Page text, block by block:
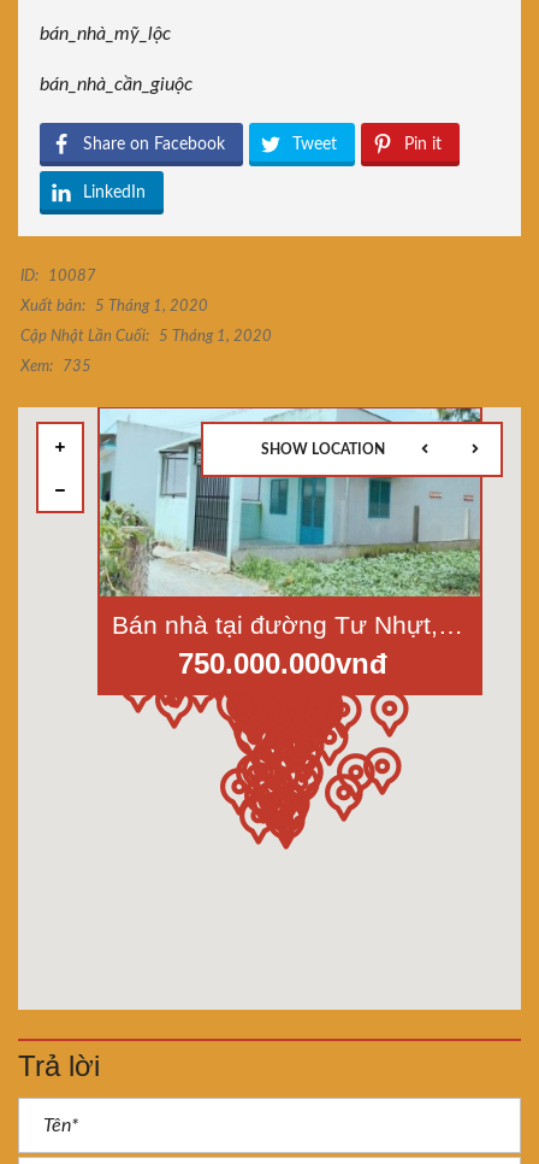
bán_nhà_mỹ_lộc
bán_nhà_cần_giuộc
Share on Facebook Tweet Pin it
LinkedIn
ID:
10087
Xuất bản:
5 Tháng 1, 2020
Cập Nhật Lần Cuối:
5 Tháng 1, 2020
Xem:
735
Bán nhà tại đường Tư Nhựt, ấp Lộc Trung, xã Mỹ Lộc, huyện Cần Giuộc, tỉnh Long An
750.000.000vnđ
SHOW LOCATION
Trả lời